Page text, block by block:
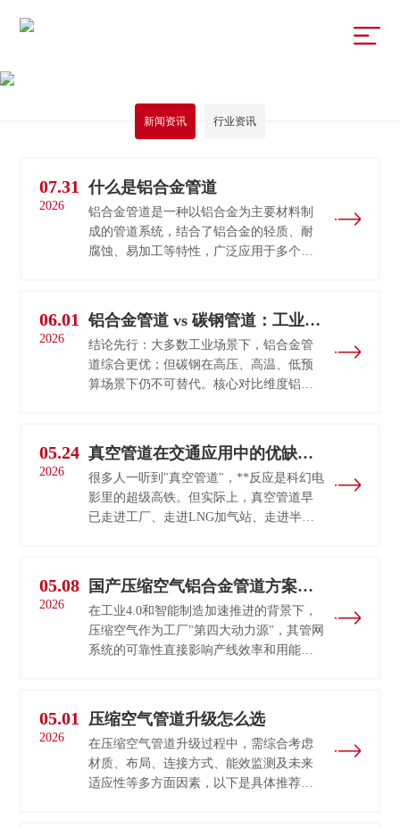
新闻资讯 行业资讯
07.31
2026
什么是铝合金管道
铝合金管道是一种以铝合金为主要材料制
成的管道系统，结合了铝合金的轻质、耐
腐蚀、易加工等特性，广泛应用于多个工
···
06.01
2026
铝合金管道 vs 碳钢管道：工业用
怎么选？
结论先行：大多数工业场景下，铝合金管
道综合更优；但碳钢在高压、高温、低预
算场景下仍不可替代。核心对比维度铝合
配高压蒸···
05.24
2026
真空管道在交通应用中的优缺点
介绍
很多人一听到"真空管道"，**反应是科幻电
影里的超级高铁。但实际上，真空管道早
已走进工厂、走进LNG加气站、走进半导
05.08
2026
国产压缩空气铝合金管道方案提
供商-山东凯伯
在工业4.0和智能制造加速推进的背景下，
压缩空气作为工厂"第四大动力源"，其管网
系统的可靠性直接影响产线效率和用能成
05.01
2026
压缩空气管道升级怎么选
在压缩空气管道升级过程中，需综合考虑
材质、布局、连接方式、能效监测及未来
适应性等多方面因素，以下是具体推荐与